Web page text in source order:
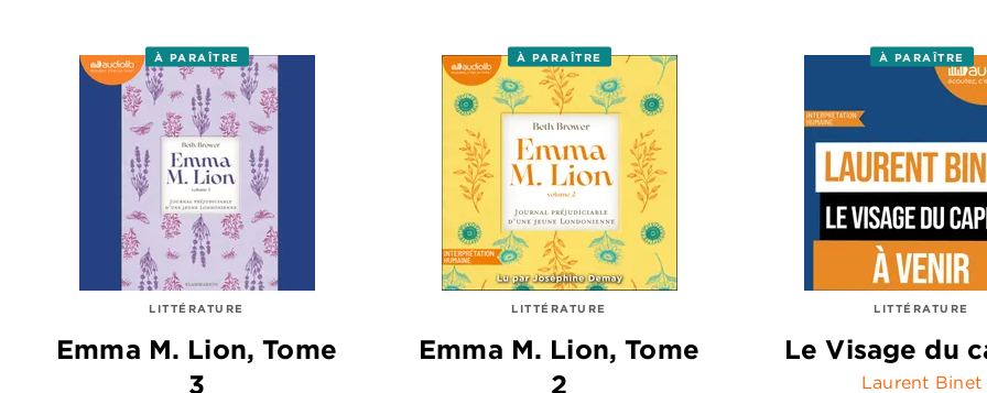
À PARAÎTRE
LITTÉRATURE
Emma M. Lion, Tome
3
À PARAÎTRE
LITTÉRATURE
Emma M. Lion, Tome
2
À PARAÎTRE
LITTÉRATURE
Le Visage du
Laurent Binet